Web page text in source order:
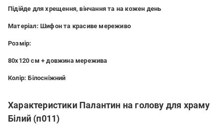
Підійде для хрещення, вінчання та на кожен день
Матеріал: Шифон та красиве мереживо
Розмір:
80x120 см + довжина мережива
Колір: Білосніжний
Характеристики Палантин на голову для храму
Білий (п011)